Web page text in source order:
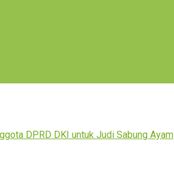
DPRD DKI untuk Judi Sabung Ayam